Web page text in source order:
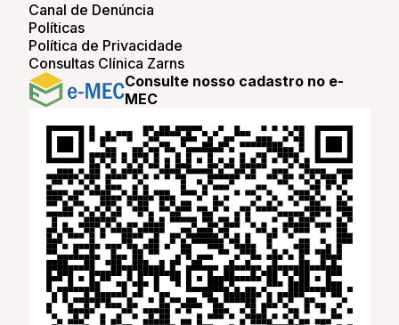
Canal de Denúncia
Políticas
Política de Privacidade
Consultas Clínica Zarns
Consulte nosso cadastro no e-
MEC